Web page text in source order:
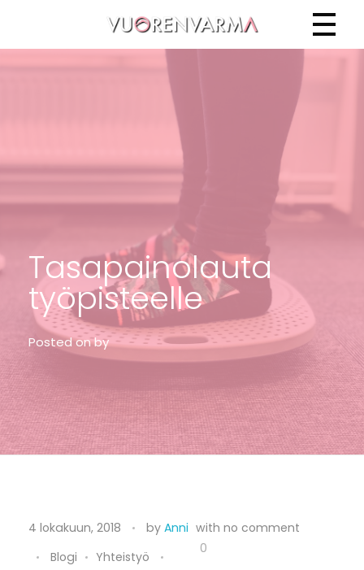
Vuorenvarma
Tasapainolauta
työpisteelle
Posted onby
T
a
4 lokakuun, 2018 by Anni with no comment
Blogi
Yhteistyö
0